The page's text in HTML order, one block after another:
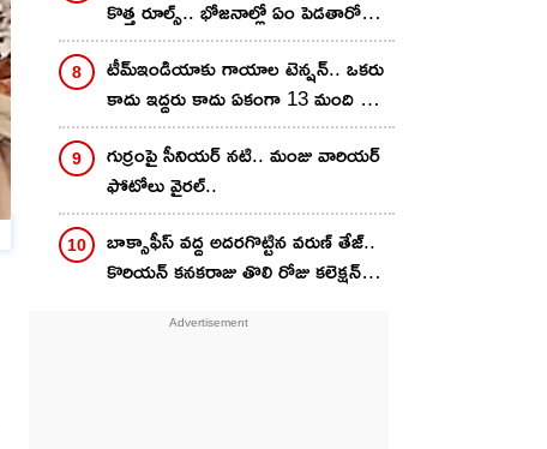
కొత్త రూల్స్.. భోజనాల్లో ఏం పెడతారో
గవర్నమెంట్ ఆఫీసర్లకి చెప్పాలట..
టీమ్ఇండియాకు గాయాల టెన్ష‌న్‌.. ఒక‌రు
కాదు ఇద్ద‌రు కాదు ఏకంగా 13 మంది స్టార్
ప్లేయ‌ర్ల‌కు..
గుర్రంపై సీనియ‌ర్ న‌టి.. మంజు వారియ‌ర్
ఫోటోలు వైర‌ల్..
బాక్సాఫీస్ వ‌ద్ద అద‌ర‌గొట్టిన వ‌రుణ్ తేజ్‌..
కొరియ‌న్ క‌న‌కరాజు తొలి రోజు క‌లెక్ష‌న్